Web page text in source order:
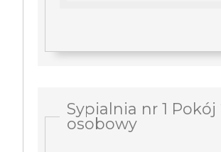
Sypialnia nr 1 Pokój
osobowy